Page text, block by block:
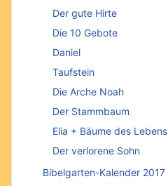
Der gute Hirte
Die 10 Gebote
Daniel
Taufstein
Die Arche Noah
Der Stammbaum
Elia + Bäume des Lebens
Der verlorene Sohn
Bibelgarten-Kalender 2017